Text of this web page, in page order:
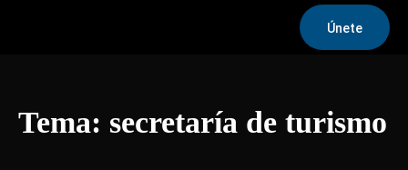
Únete
Tema: secretaría de turismo